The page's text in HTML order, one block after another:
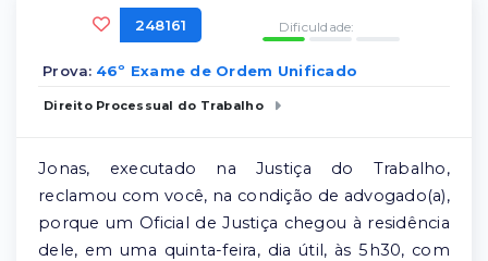
248161 Dificuldade:
Prova: 46º Exame de Ordem Unificado
Direito Processual do Trabalho
Jonas, executado na Justiça do Trabalho,
reclamou com você, na condição de advogado(a),
porque um Oficial de Justiça chegou à residência
dele, em uma quinta-feira, dia útil, às 5h30, com